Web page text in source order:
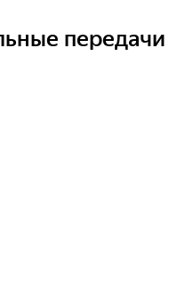
передачи